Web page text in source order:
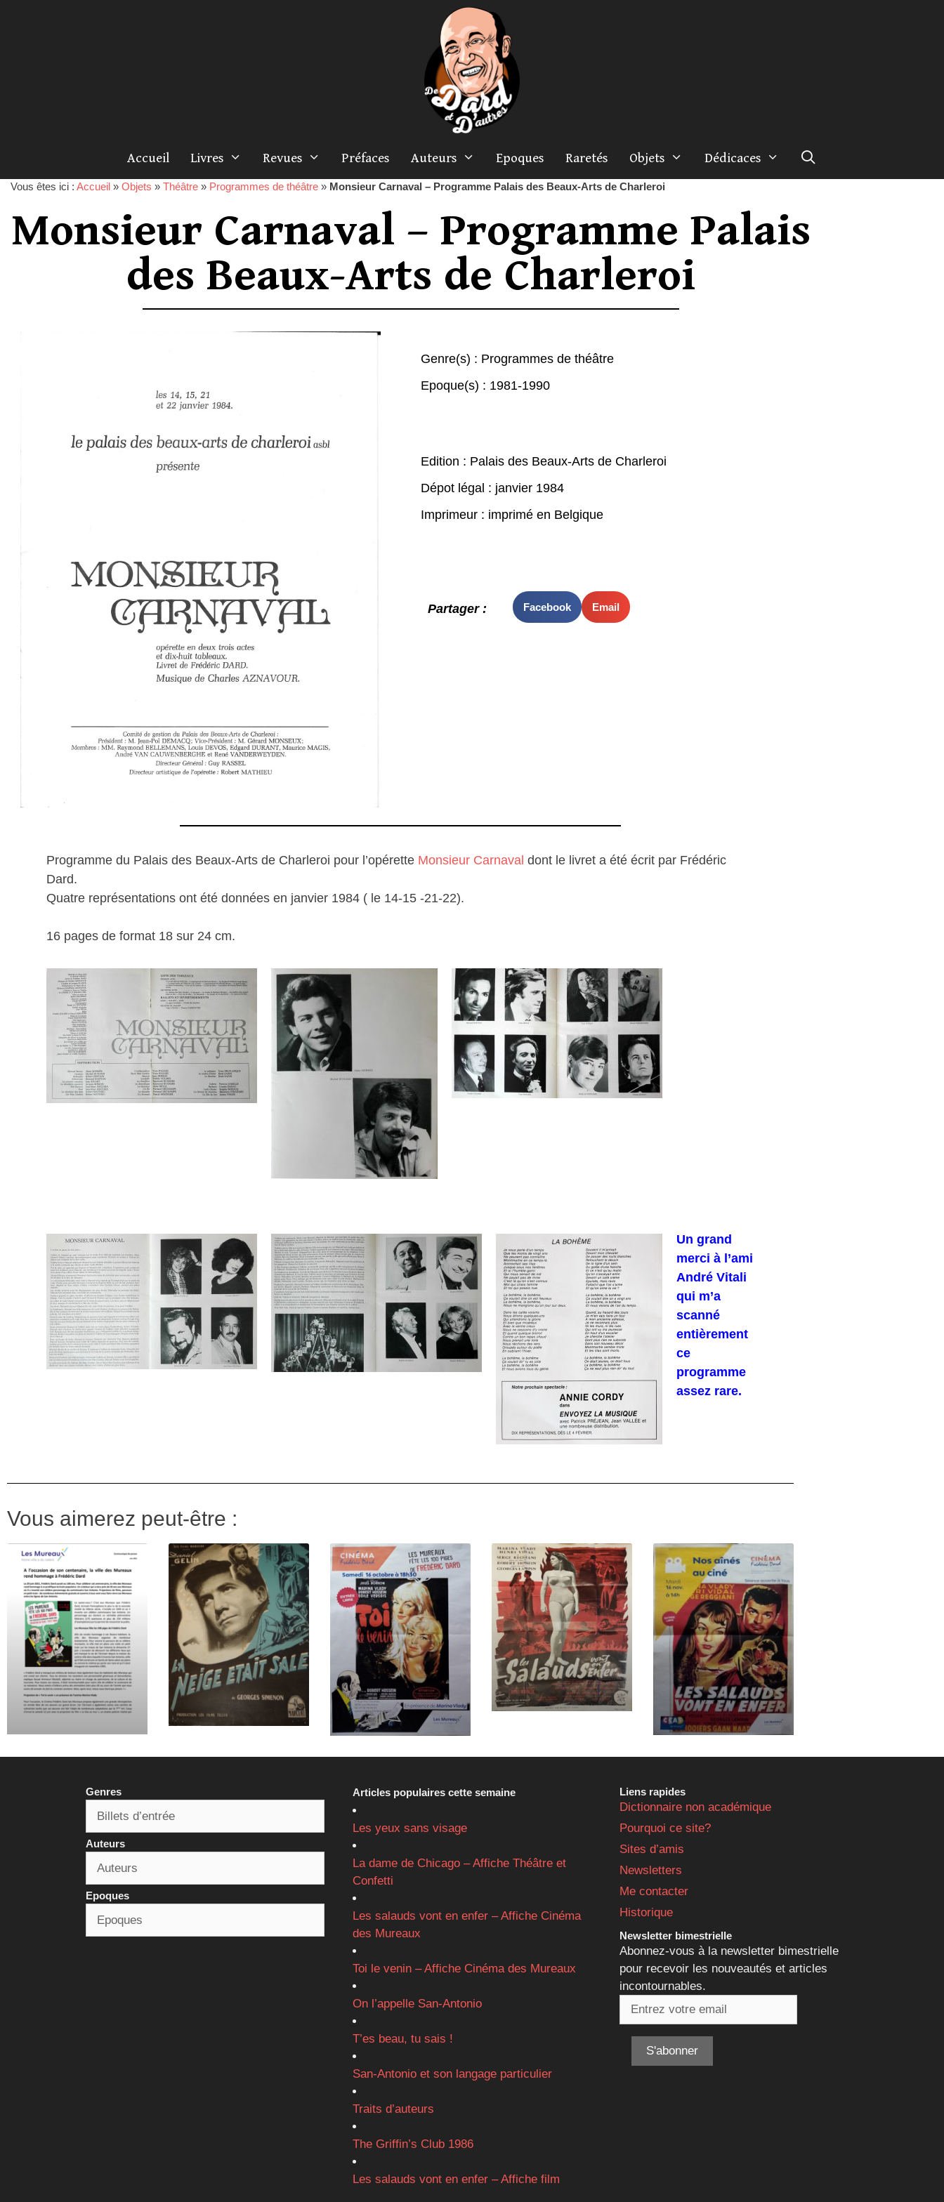
Accueil Livres Revues Préfaces Auteurs Epoques Raretés Objets Dédicaces
Vous êtes ici : Accueil » Objets » Théâtre » Programmes de théâtre » Monsieur Carnaval – Programme Palais des Beaux-Arts de Charleroi
Monsieur Carnaval – Programme Palais
des Beaux-Arts de Charleroi
Genre(s) : Programmes de théâtre
Epoque(s) : 1981-1990
Edition : Palais des Beaux-Arts de Charleroi
Dépot légal : janvier 1984
Imprimeur : imprimé en Belgique
Partager : Facebook Email
Programme du Palais des Beaux-Arts de Charleroi pour l’opérette Monsieur Carnaval dont le livret a été écrit par Frédéric
Dard.
Quatre représentations ont été données en janvier 1984 ( le 14-15 -21-22).
16 pages de format 18 sur 24 cm.
Un grand
merci à l’ami
André Vitali
qui m’a
scanné
entièrement
ce
programme
assez rare.
Vous aimerez peut-être :
Genres
Auteurs
Epoques
Articles populaires cette semaine
Les yeux sans visage
La dame de Chicago – Affiche Théâtre et
Confetti
Les salauds vont en enfer – Affiche Cinéma
des Mureaux
Toi le venin – Affiche Cinéma des Mureaux
On l’appelle San-Antonio
T’es beau, tu sais !
San-Antonio et son langage particulier
Traits d’auteurs
The Griffin’s Club 1986
Les salauds vont en enfer – Affiche film
Liens rapides
Dictionnaire non académique
Pourquoi ce site?
Sites d’amis
Newsletters
Me contacter
Historique
Newsletter bimestrielle
Abonnez-vous à la newsletter bimestrielle
pour recevoir les nouveautés et articles
incontournables.